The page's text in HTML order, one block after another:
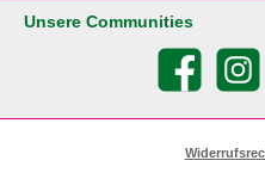
Unsere Communities
Facebook